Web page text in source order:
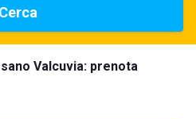
Cerca
Valcuvia: prenota